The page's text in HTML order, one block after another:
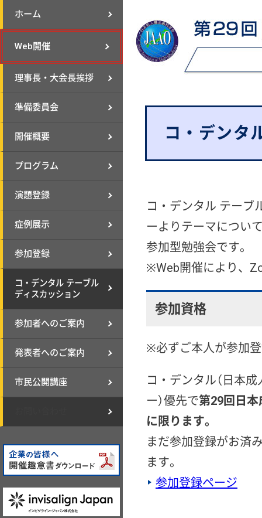
コ・デンタ
コ・デンタル テーブ
ーよりテーマについ
参加型勉強会です。
※Web開催により、
参加資格
※必ずご本人が参加
コ・デンタル（日本
ー）優先で第29回日
に限ります。
まだ参加登録がお済
ます。
参加登録ページ
ホーム
Web開催
理事長・大会長挨拶
準備委員会
開催概要
プログラム
演題登録
症例展示
参加登録
コ・デンタル テーブル
ディスカッション
参加者へのご案内
発表者へのご案内
市民公開講座